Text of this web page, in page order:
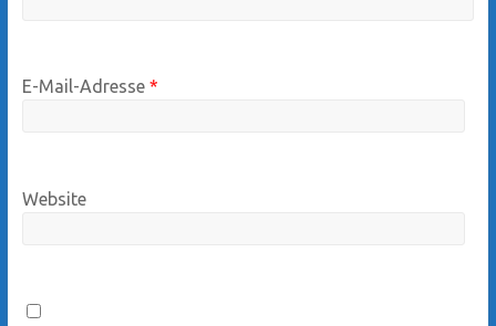
E-Mail-Adresse *
Website